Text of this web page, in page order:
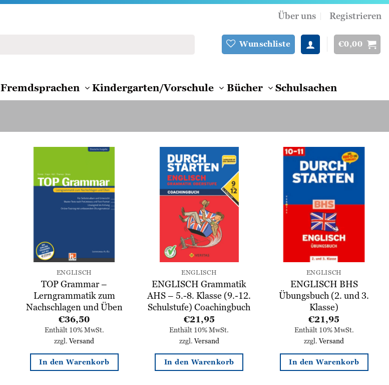
Über uns
Registrieren
Wunschliste €0,00
Fremdsprachen Kindergarten/Vorschule Bücher Schulsachen
Zur
Wunschliste
hinzufügen
ENGLISCH
TOP Grammar –
Lerngrammatik zum
Nachschlagen und Üben
€36,50
Enthält 10% MwSt.
zzgl.Versand
In den Warenkorb
Zur
Wunschliste
hinzufügen
ENGLISCH
ENGLISCH Grammatik
AHS – 5.-8. Klasse (9.-12.
Schulstufe) Coachingbuch
€21,95
Enthält 10% MwSt.
zzgl.Versand
In den Warenkorb
Zur
ENGLISCH
ENGLISCH BHS
Übungsbuch (2. und 3.
Klasse)
€21,95
Enthält 10% MwSt.
zzgl.Versand
In den Warenkorb